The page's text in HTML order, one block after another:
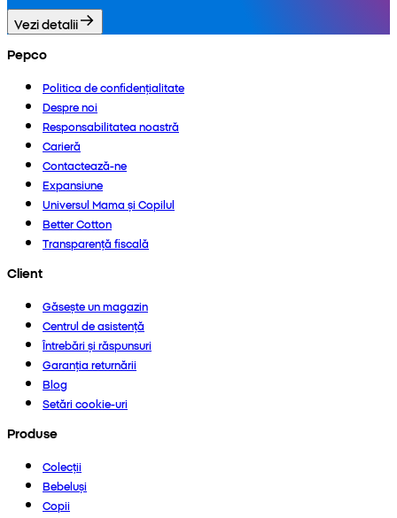
Vezi detalii
Pepco
Politica de confidențialitate
Despre noi
Responsabilitatea noastră
Carieră
Contactează-ne
Expansiune
Universul Mama și Copilul
Better Cotton
Transparență fiscală
Client
Găsește un magazin
Centrul de asistență
Întrebări și răspunsuri
Garanția returnării
Blog
Setări cookie-uri
Produse
Colecții
Bebeluși
Copii